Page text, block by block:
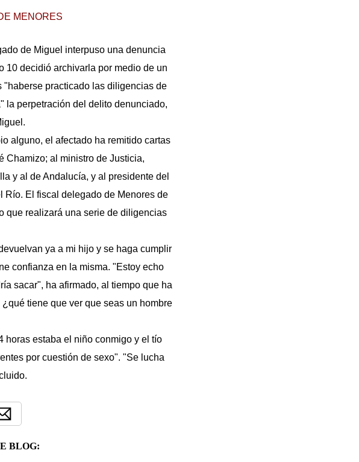
MENORES
de Miguel interpuso una denuncia
10 decidió archivarla por medio de un
"haberse practicado las diligencias de
la perpetración del delito denunciado,
alguno, el afectado ha remitido cartas
Chamizo; al ministro de Justicia,
y al de Andalucía, y al presidente del
Río. El fiscal delegado de Menores de
que realizará una serie de diligencias
ya a mi hijo y se haga cumplir
confianza en la misma. "Estoy echo
sacar", ha afirmado, al tiempo que ha
tiene que ver que seas un hombre
horas estaba el niño conmigo y el tío
por cuestión de sexo". "Se lucha
BLOG: